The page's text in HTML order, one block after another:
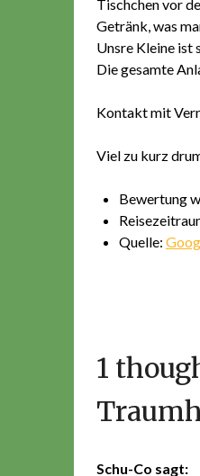
Tischchen vor
Getränk, was
Unsre Kleine ist
Die gesamte
Kontakt mit
Viel zu kurz
Bewertung
Quelle:
1
Schu-Co sagt: